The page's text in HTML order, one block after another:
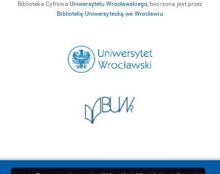
Biblioteka Cyfrowa Uniwersytetu Wrocławskiego, tworzona jest przez
Bibliotekę Uniwersytecką we Wrocławiu